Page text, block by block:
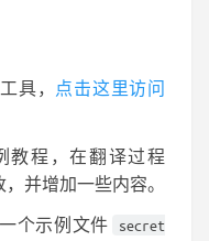
工具， 点击这里访问
教程，在翻译过程
并增加一些内容。
个示例文件
secret